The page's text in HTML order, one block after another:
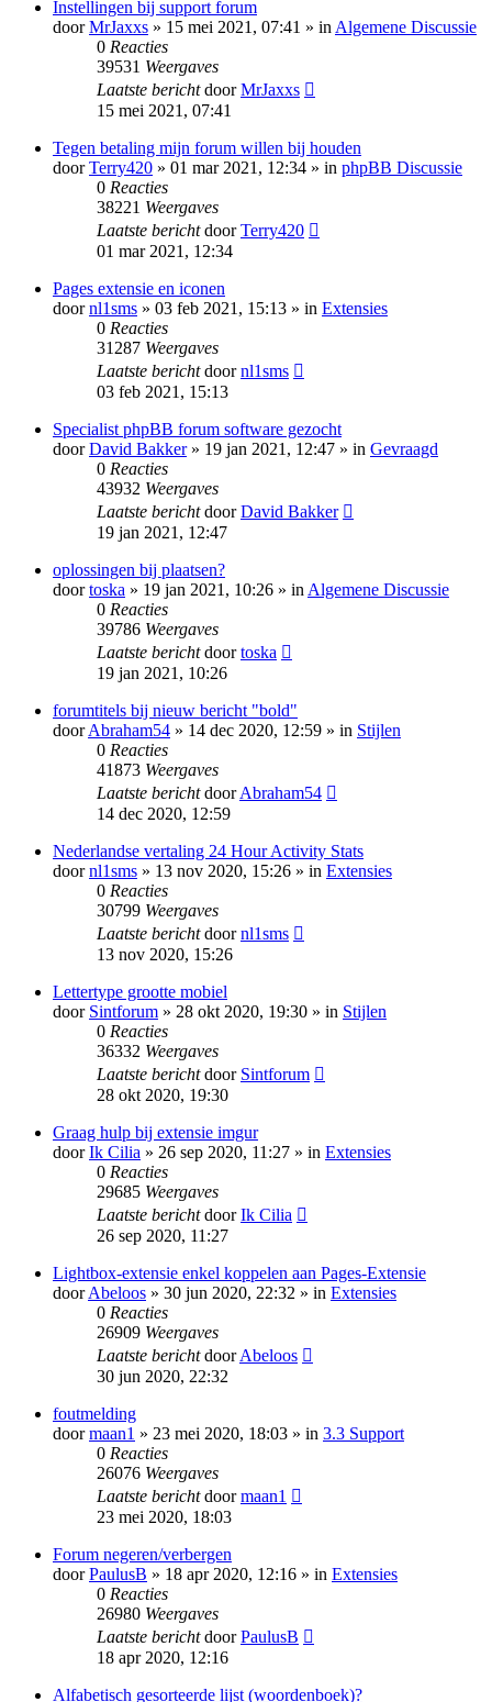
Instellingen bij support forum
doorMrJaxxs » 15 mei 2021, 07:41 » inAlgemene Discussie
0 Reacties
39531 Weergaves
Laatste berichtdoorMrJaxxs
15 mei 2021, 07:41
Tegen betaling mijn forum willen bij houden
doorTerry420 » 01 mar 2021, 12:34 » in phpBB Discussie
0 Reacties
38221 Weergaves
Laatste berichtdoorTerry420
01 mar 2021, 12:34
Pages extensie en iconen
doornl1sms » 03 feb 2021, 15:13 » in Extensies
0 Reacties
31287 Weergaves
Laatste berichtdoornl1sms
03 feb 2021, 15:13
Specialist phpBB forum software gezocht
doorDavid Bakker» 19 jan 2021, 12:47 » in Gevraagd
0 Reacties
43932 Weergaves
Laatste berichtdoorDavid Bakker
19 jan 2021, 12:47
oplossingen bij plaatsen?
doortoska » 19 jan 2021, 10:26 » inAlgemene Discussie
0 Reacties
39786 Weergaves
Laatste berichtdoortoska
19 jan 2021, 10:26
forumtitels bij nieuw bericht "bold"
doorAbraham54 » 14 dec 2020, 12:59 » in Stijlen
0 Reacties
41873 Weergaves
Laatste berichtdoorAbraham54
14 dec 2020, 12:59
Nederlandse vertaling 24 Hour Activity Stats
doornl1sms » 13 nov 2020, 15:26 » in Extensies
0 Reacties
30799 Weergaves
Laatste berichtdoornl1sms
13 nov 2020, 15:26
Lettertype grootte mobiel
door Sintforum » 28 okt 2020, 19:30 » in Stijlen
0 Reacties
36332 Weergaves
Laatste berichtdoor Sintforum
28 okt 2020, 19:30
Graag hulp bij extensie imgur
doorIk Cilia » 26 sep 2020, 11:27 » in Extensies
0 Reacties
29685 Weergaves
Laatste berichtdoorIk Cilia
26 sep 2020, 11:27
Lightbox-extensie enkel koppelen aan Pages-Extensie
doorAbeloos » 30 jun 2020, 22:32 » in Extensies
0 Reacties
26909 Weergaves
Laatste berichtdoorAbeloos
30 jun 2020, 22:32
foutmelding
doormaan1 » 23 mei 2020, 18:03 » in 3.3 Support
0 Reacties
26076 Weergaves
Laatste berichtdoormaan1
23 mei 2020, 18:03
Forum negeren/verbergen
doorPaulusB » 18 apr 2020, 12:16 » in Extensies
0 Reacties
26980 Weergaves
Laatste berichtdoorPaulusB
18 apr 2020, 12:16
Alfabetisch gesorteerde lijst (woordenboek)?